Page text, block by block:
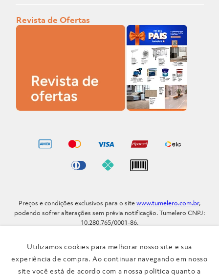
Utilizamos cookies para melhorar nosso site e sua
experiência de compra. Ao continuar navegando em nosso
site você está de acordo com a nossa política quanto a
Revista de Ofertas
Preços e condições exclusivos para o sitewww.tumelero.com.br,
podendo sofrer alterações sem prévia notificação. Tumelero CNPJ:
10.280.765/0001-86.
91.110-001
Telefone: (51) 3371-9290